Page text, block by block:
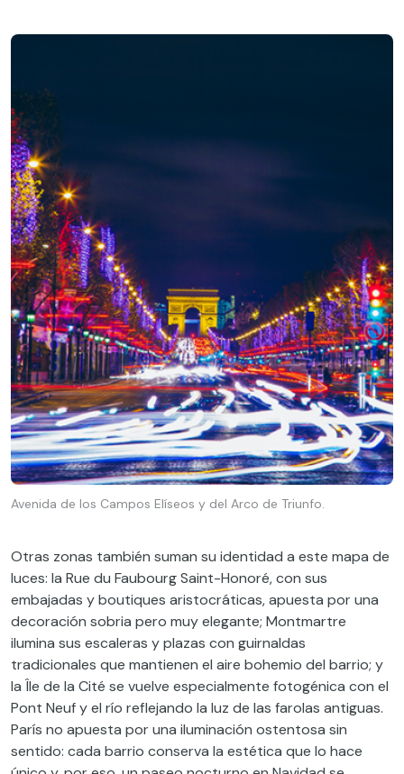
Avenida de los Campos Elíseos y del Arco de Triunfo.
Otras zonas también suman su identidad a este mapa de
luces: la Rue du Faubourg Saint-Honoré, con sus
embajadas y boutiques aristocráticas, apuesta por una
decoración sobria pero muy elegante; Montmartre
ilumina sus escaleras y plazas con guirnaldas
tradicionales que mantienen el aire bohemio del barrio; y
la Île de la Cité se vuelve especialmente fotogénica con el
Pont Neuf y el río reflejando la luz de las farolas antiguas.
París no apuesta por una iluminación ostentosa sin
sentido: cada barrio conserva la estética que lo hace